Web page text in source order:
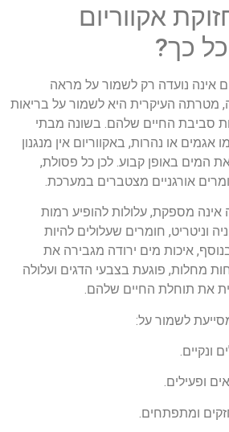
אקווריום
כך?
אינה נועדה רק לשמור על מראה
מטרתה העיקרית היא לשמור על בריאות
סביבת החיים שלהם. בשונה מבתי
אגמים או נהרות, באקווריום אין מנגנון
המים באופן קבוע. לכן כל פסולת,
אורגניים מצטברים במערכת.
מספקת, עלולות להופיע רמות
וניטריט, חומרים שעלולים להיות
איכות מים ירודה מגבירה את
מחלות, פוגעת בצבעי הדגים ועלולה
את תוחלת החיים שלהם.
לשמור על:
ונקיים.
ופעילים.
ומתפתחים.